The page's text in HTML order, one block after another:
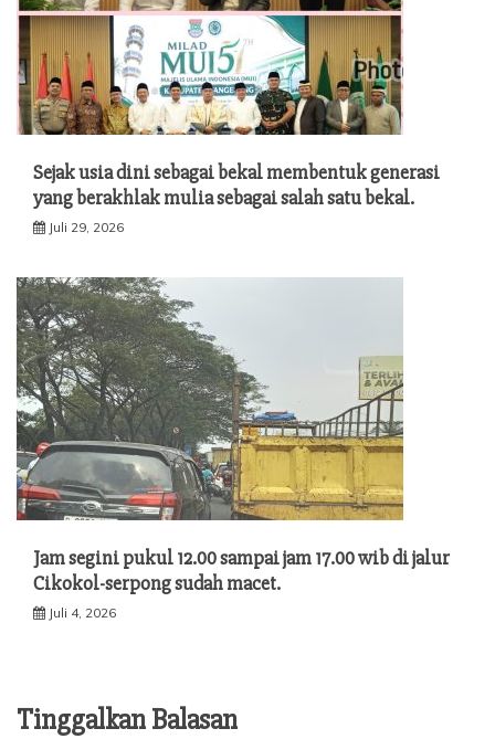
Sejak usia dini sebagai bekal membentuk generasi
yang berakhlak mulia sebagai salah satu bekal.
Juli 29, 2026
Jam segini pukul 12.00 sampai jam 17.00 wib di jalur
Cikokol-serpong sudah macet.
Juli 4, 2026
Tinggalkan Balasan